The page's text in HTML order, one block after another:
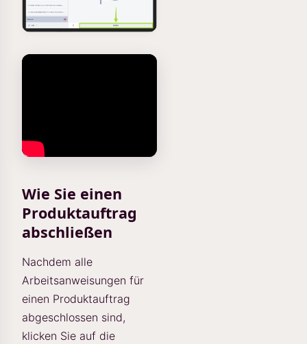
Wie Sie einen
Produktauftrag
abschließen
Nachdem alle
Arbeitsanweisungen für
einen Produktauftrag
abgeschlossen sind,
klicken Sie auf die